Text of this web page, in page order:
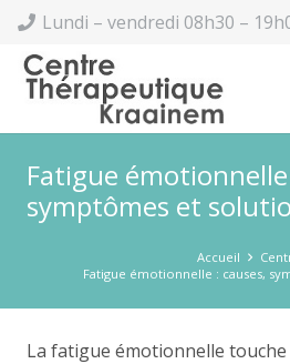
Lundi – vendredi 08h30 –
Fatigue émotionnelle
symptômes et
Accueil
Fatigue émotionnelle : causes,
La fatigue émotionnelle